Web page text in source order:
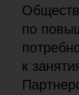
по
к